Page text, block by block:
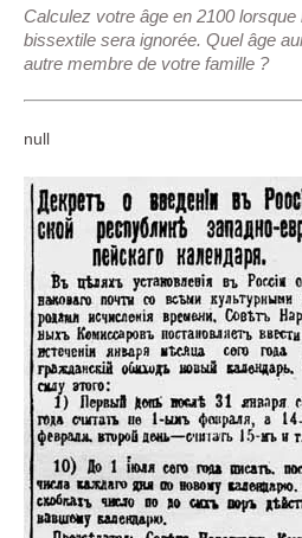
Calculez votre âge en 2100
bissextile sera ignorée. Quel âge
autre membre de votre famille ?
null